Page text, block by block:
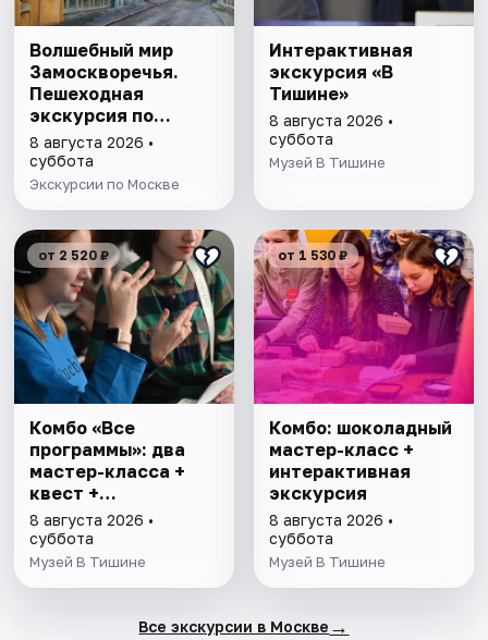
Волшебный мир
Замоскворечья.
Пешеходная
экскурсия по
Москве
8 августа 2026 •
суббота
Экскурсии по Москве
Интерактивная
экскурсия «В
Тишине»
8 августа 2026 •
суббота
Музей В Тишине
от 2 520 ₽
Комбо «Все
программы»: два
мастер-класса +
квест +
интерактивная
экскурсия
8 августа 2026 •
суббота
Музей В Тишине
от 1 530 ₽
Комбо: шоколадный
мастер-класс +
интерактивная
экскурсия
8 августа 2026 •
суббота
Музей В Тишине
Все экскурсии в Москве →